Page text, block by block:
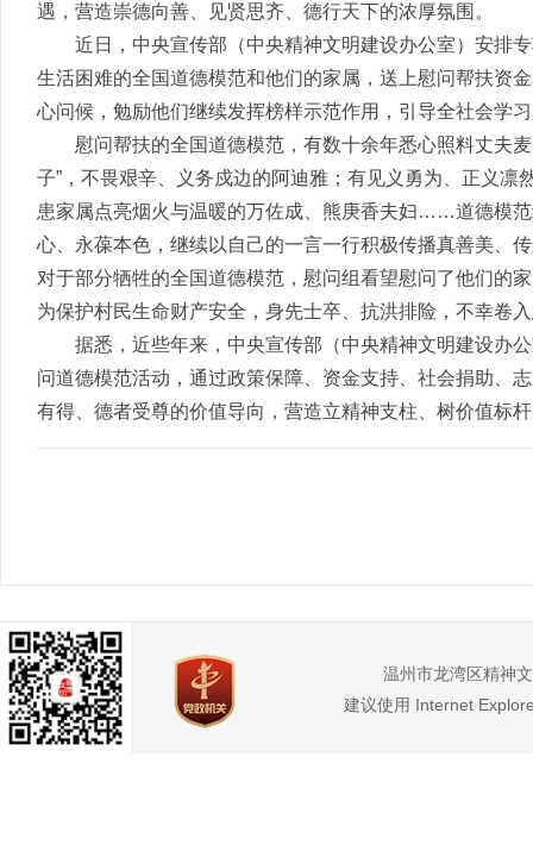
遇，营造崇德向善、见贤思齐、德行天下的浓厚氛围。
近日，中央宣传部（中央精神文明建设办公室）安排
生活困难的全国道德模范和他们的家属，送上慰问帮扶资
心问候，勉励他们继续发挥榜样示范作用，引导全社会学
慰问帮扶的全国道德模范，有数十余年悉心照料丈夫
子”，不畏艰辛、义务戍边的阿迪雅；有见义勇为、正义凛
患家属点亮烟火与温暖的万佐成、熊庚香夫妇……道德模
心、永葆本色，继续以自己的一言一行积极传播真善美、
对于部分牺牲的全国道德模范，慰问组看望慰问了他们的
为保护村民生命财产安全，身先士卒、抗洪排险，不幸卷
据悉，近些年来，中央宣传部（中央精神文明建设办
问道德模范活动，通过政策保障、资金支持、社会捐助、
有得、德者受尊的价值导向，营造立精神支柱、树价值标
温州市龙湾区精神
建议使用 Internet